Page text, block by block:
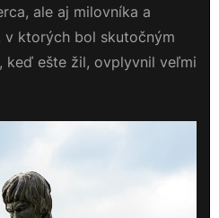
ale aj milovníka a
v ktorých bol skutočným
keď ešte žil, ovplyvnil veľmi